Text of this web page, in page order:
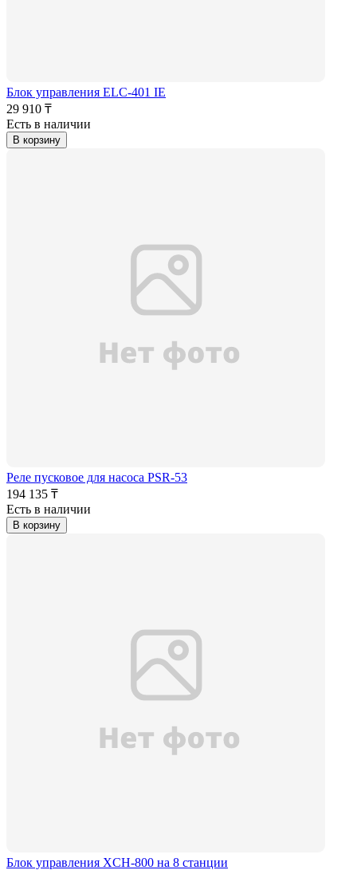
Блок управления ELC-401 IE
29 910 ₸
Есть в наличии
В корзину
Реле пусковое для насоса PSR-53
194 135 ₸
Есть в наличии
В корзину
Блок управления XCH-800 на 8 станции